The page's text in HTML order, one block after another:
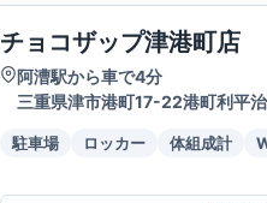
チョコザップ津港町店
阿漕駅から車で4分
三重県津市港町17-22港町利平
駐車場 ロッカー 体組成計